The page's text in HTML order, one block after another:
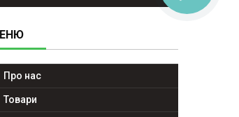
Про нас
Товари